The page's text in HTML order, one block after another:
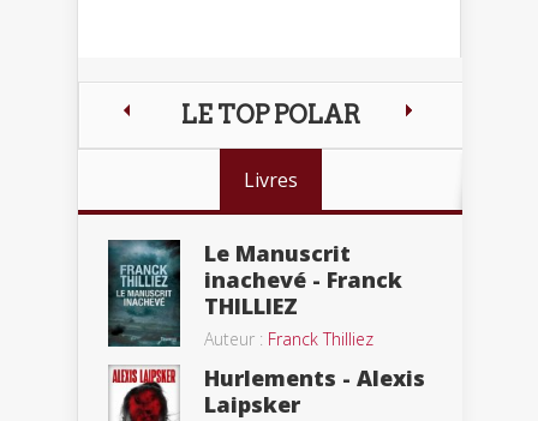
LE TOP POLAR
Livres
Le Manuscrit
inachevé - Franck
THILLIEZ
Auteur : Franck Thilliez
Hurlements - Alexis
Laipsker